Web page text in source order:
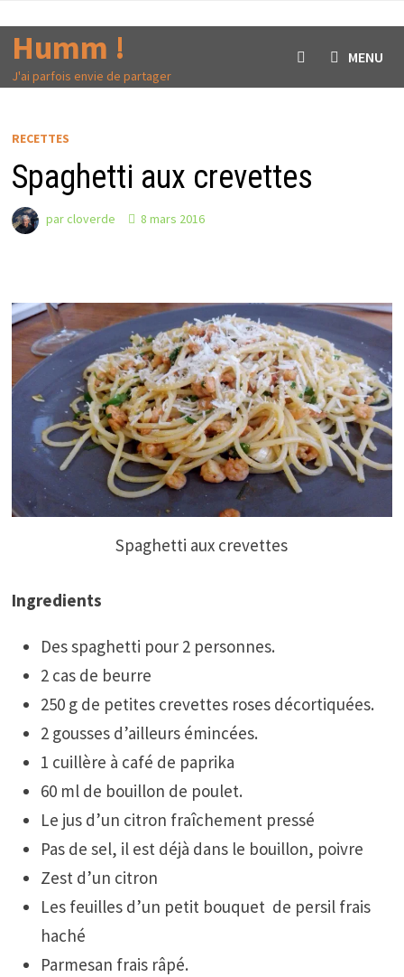
au
contenu
Humm !
J'ai parfois envie de partager
MENU
RECETTES
Spaghetti aux crevettes
parcloverde 8 mars 2016
Spaghetti aux crevettes
Ingredients
Des spaghetti pour 2 personnes.
2 cas de beurre
250 g de petites crevettes roses décortiquées.
2 gousses d’ailleurs émincées.
1 cuillère à café de paprika
60 ml de bouillon de poulet.
Le jus d’un citron fraîchement pressé
Pas de sel, il est déjà dans le bouillon, poivre
Zest d’un citron
Les feuilles d’un petit bouquet de persil frais
haché
Parmesan frais râpé.